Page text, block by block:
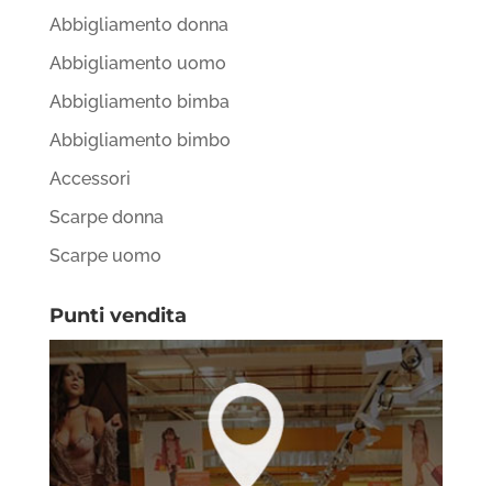
Abbigliamento donna
Abbigliamento uomo
Abbigliamento bimba
Abbigliamento bimbo
Accessori
Scarpe donna
Scarpe uomo
Punti vendita